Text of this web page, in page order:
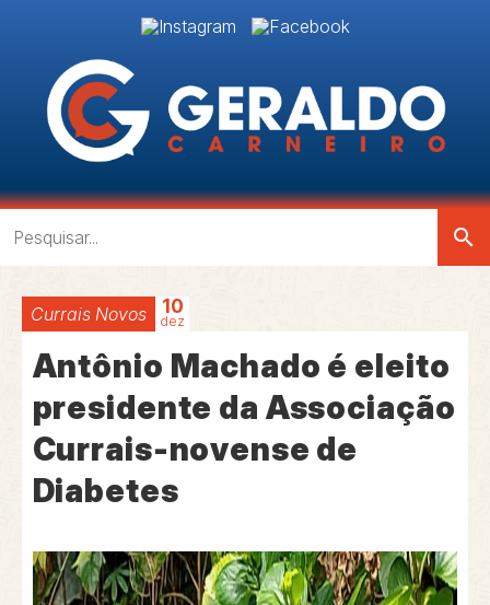
search
Currais Novos 10
dez
Antônio Machado é eleito
presidente da Associação
Currais-novense de
Diabetes